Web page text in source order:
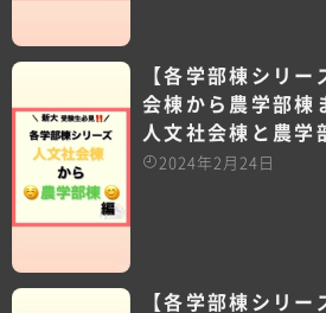
【各学部棟シリ
会棟から農学部棟
人文社会棟と農
2024年2月24日
【各学部棟シリ